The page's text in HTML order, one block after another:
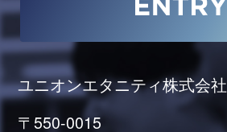
ユニオンエタニティ株式会社
〒550-0015